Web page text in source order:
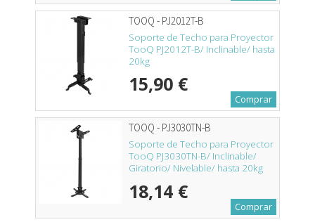
TOOQ - PJ2012T-B
Soporte de Techo para Proyector
TooQ PJ2012T-B/ Inclinable/ hasta
20kg
15,90 €
Comprar
TOOQ - PJ3030TN-B
Soporte de Techo para Proyector
TooQ PJ3030TN-B/ Inclinable/
Giratorio/ Nivelable/ hasta 20kg
18,14 €
Comprar